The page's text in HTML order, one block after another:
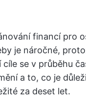
financí pro
je náročné,
se v průběhu
a to, co je
za deset let.